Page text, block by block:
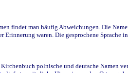
findet man häufig Abweichungen. Die
Erinnerung waren. Die gesprochene
polnische und deutsche Namen